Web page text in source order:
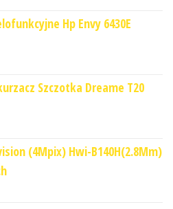
Hp Envy 6430E
Szczotka Dreame T20
(4Mpix) Hwi-B140H(2.8Mm)